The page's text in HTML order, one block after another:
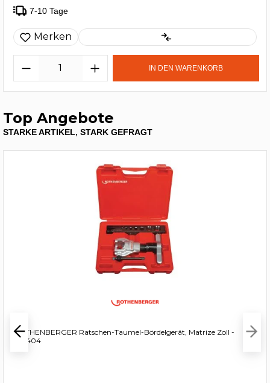
7-10 Tage
Merken
IN DEN WARENKORB
Top Angebote
STARKE ARTIKEL, STARK GEFRAGT
ROTHENBERGER Ratschen-Taumel-Bördelgerät, Matrize Zoll -
222404